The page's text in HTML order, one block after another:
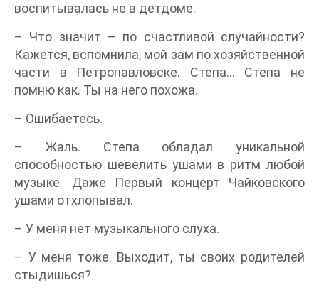
воспитывалась не в детдоме.
– Что значит – по счастливой случайности?
Кажется, вспомнила, мой зам по хозяйственной
части в Петропавловске. Степа… Степа не
помню как. Ты на него похожа.
– Ошибаетесь.
– Жаль. Степа обладал уникальной
способностью шевелить ушами в ритм любой
музыке. Даже Первый концерт Чайковского
ушами отхлопывал.
– У меня нет музыкального слуха.
– У меня тоже. Выходит, ты своих родителей
стыдишься?